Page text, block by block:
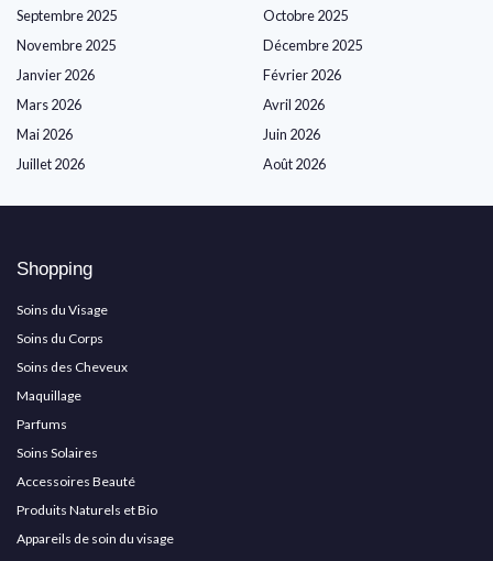
Septembre 2025
Octobre 2025
Novembre 2025
Décembre 2025
Janvier 2026
Février 2026
Mars 2026
Avril 2026
Mai 2026
Juin 2026
Juillet 2026
Août 2026
Shopping
Soins du Visage
Soins du Corps
Soins des Cheveux
Maquillage
Parfums
Soins Solaires
Accessoires Beauté
Produits Naturels et Bio
Appareils de soin du visage